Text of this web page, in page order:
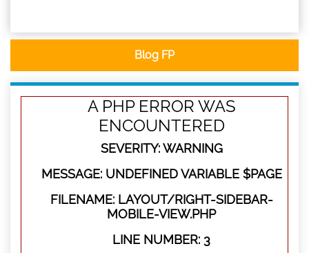
Blog FP
A PHP ERROR WAS
ENCOUNTERED
SEVERITY: WARNING
MESSAGE: UNDEFINED VARIABLE $PAGE
FILENAME: LAYOUT/RIGHT-SIDEBAR-
MOBILE-VIEW.PHP
LINE NUMBER: 3